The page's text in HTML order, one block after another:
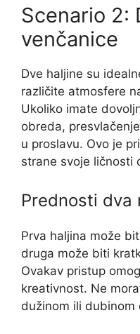
Scenario 2:
venčanice
Dve haljine su
različite atmosfere
Ukoliko imate
obreda,
u proslavu. Ovo je
strane svoje ličnosti
Prednosti dva
Prva haljina može
druga može biti
Ovakav pristup
kreativnost. Ne
dužinom ili dubinom